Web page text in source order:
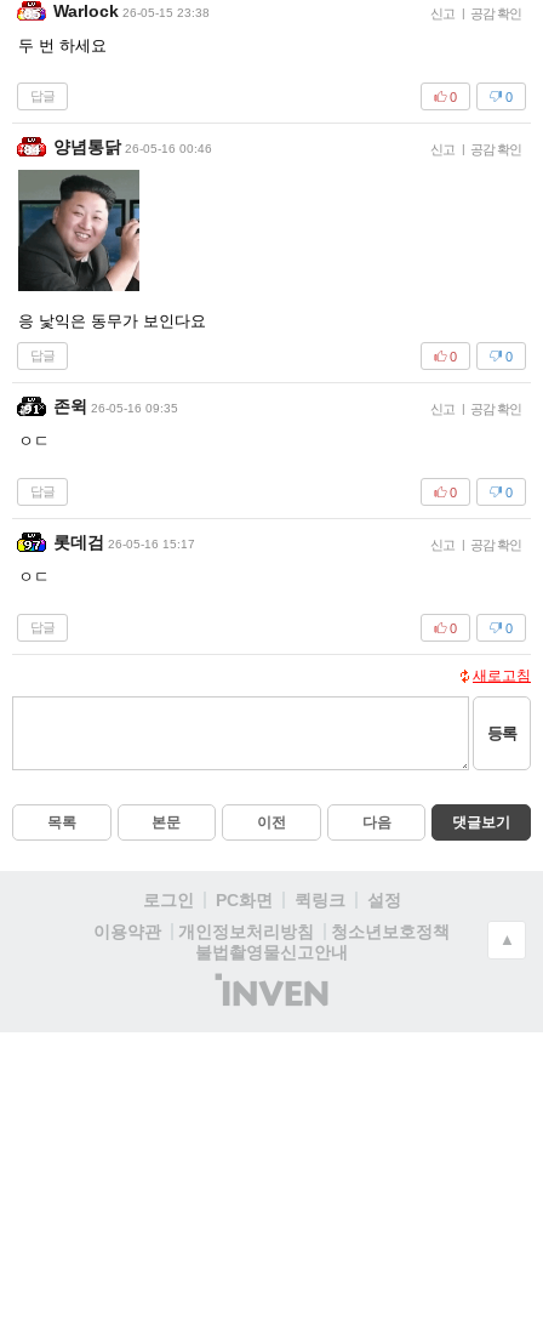
Warlock 26-05-15 23:38 신고 | 공감 확인
두 번 하세요
답글 0
0
양념통닭 26-05-16 00:46 신고 | 공감 확인
응 낯익은 동무가 보인다요
답글 0
0
존윅 26-05-16 09:35 신고 | 공감 확인
ㅇㄷ
답글 0
0
롯데검 26-05-16 15:17 신고 | 공감 확인
ㅇㄷ
답글 0
0
새로고침
등록
목록 본문 이전 다음 댓글보기
로그인 PC화면 퀵링크
설정
이용약관
개인정보처리방침
청소년보호정책
불법촬영물신고안내
(주)
인
▲